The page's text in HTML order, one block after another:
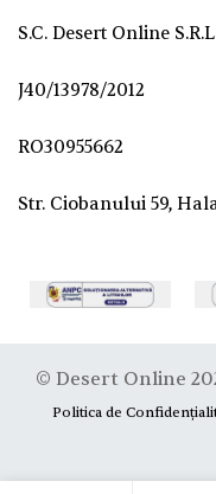
S.C. Desert Online
J40/13978/2012
RO30955662
Str. Ciobanului 59,
© Desert Online
Politica de